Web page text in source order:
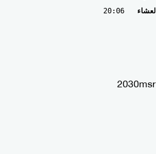
العشاء
20:06
2030msr